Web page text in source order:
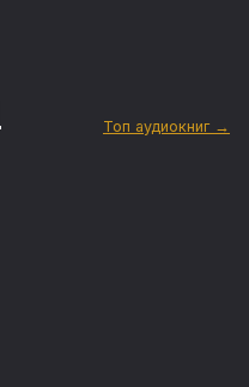
Топ аудиокниг →